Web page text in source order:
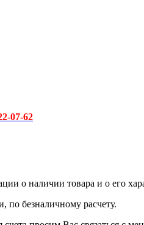
07-62
о наличии товара и о его
по безналичному расчету.